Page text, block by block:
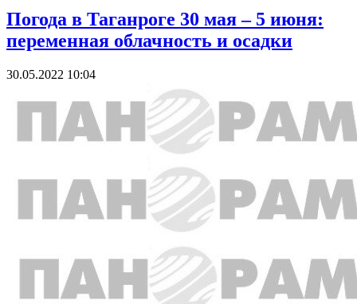
Погода в Таганроге 30 мая – 5 июня:
переменная облачность и осадки
30.05.2022 10:04